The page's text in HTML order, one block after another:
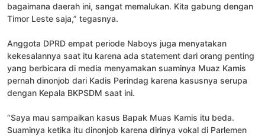
bagaimana daerah ini, sangat memalukan. Kita gabung dengan
Timor Leste saja,” tegasnya.
Anggota DPRD empat periode Naboys juga menyatakan
kekesalannya saat itu karena ada statement dari orang penting
yang berbicara di media menyamakan suaminya Muaz Kamis
pernah dinonjob dari Kadis Perindag karena kasusnya serupa
dengan Kepala BKPSDM saat ini.
“Saya mau sampaikan kasus Bapak Muas Kamis itu beda.
Suaminya ketika itu dinonjob karena dirinya vokal di Parlemen